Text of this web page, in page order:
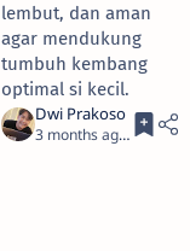
lembut, dan aman
agar mendukung
tumbuh kembang
optimal si kecil.
3 months ago 3